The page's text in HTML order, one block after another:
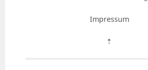
Impressum
⇡